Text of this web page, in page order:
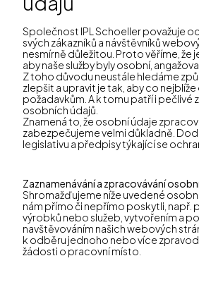
Společnost IPL Schoeller považuje
svých zákazníků a návštěvníků
nesmírně důležitou. Proto věříme, že
aby naše služby byly osobní,
Z toho důvodu neustále hledáme
zlepšit a upravit je tak, aby co
požadavkům. A k tomu patří i pečlivé
osobních údajů.
Znamená to, že osobní údaje
zabezpečujeme velmi důkladně.
legislativu a předpisy týkající se
Zaznamenávání a zpracovávání
Shromažďujeme níže uvedené
nám přímo či nepřímo poskytli, např.
výrobků nebo služeb, vytvořením a
navštěvováním našich webových
k odběru jednoho nebo více
žádosti o pracovní místo.